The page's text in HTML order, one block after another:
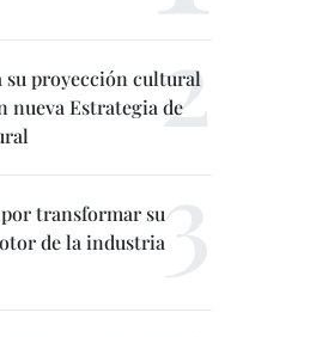
su proyección cultural
Estrategia de
transformar su
de la industria